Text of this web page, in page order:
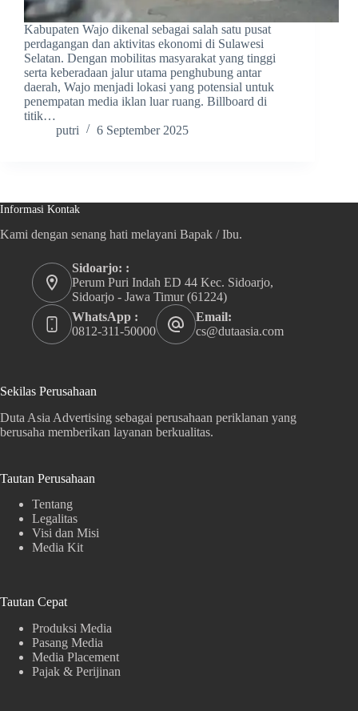
Kabupaten Wajo dikenal sebagai salah satu pusat
perdagangan dan aktivitas ekonomi di Sulawesi
Selatan. Dengan mobilitas masyarakat yang tinggi
serta keberadaan jalur utama penghubung antar
daerah, Wajo menjadi lokasi yang potensial untuk
penempatan media iklan luar ruang. Billboard di
titik…
putri
6 September 2025
Informasi Kontak
Kami dengan senang hati melayani Bapak / Ibu.
Sidoarjo: :
Perum Puri Indah ED 44 Kec. Sidoarjo,
Sidoarjo - Jawa Timur (61224)
WhatsApp :
0812-311-50000
Email:
cs@dutaasia.com
Sekilas Perusahaan
Duta Asia Advertising sebagai perusahaan periklanan yang
berusaha memberikan layanan berkualitas.
Tautan Perusahaan
Tentang
Legalitas
Visi dan Misi
Media Kit
Tautan Cepat
Produksi Media
Pasang Media
Media Placement
Pajak & Perijinan